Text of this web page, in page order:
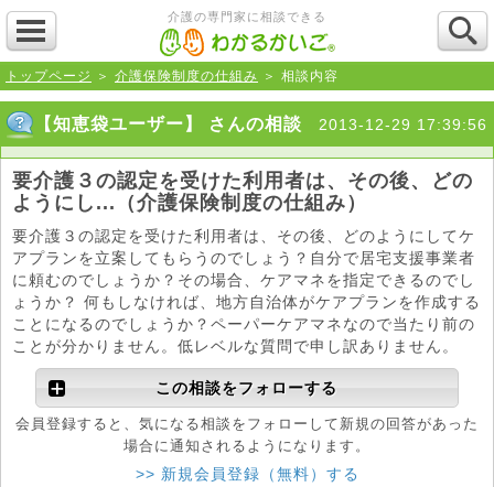
介護の専門家に相談できる
トップページ ＞ 介護保険制度の仕組み ＞ 相談内容
【知恵袋ユーザー】 さんの相談 2013-12-29 17:39:56
要介護３の認定を受けた利用者は、その後、どの
ようにし...（介護保険制度の仕組み）
要介護３の認定を受けた利用者は、その後、どのようにしてケ
アプランを立案してもらうのでしょう？自分で居宅支援事業者
に頼むのでしょうか？その場合、ケアマネを指定できるのでし
ょうか？ 何もしなければ、地方自治体がケアプランを作成する
ことになるのでしょうか？ペーパーケアマネなので当たり前の
ことが分かりません。低レベルな質問で申し訳ありません。
この相談をフォローする
会員登録すると、気になる相談をフォローして新規の回答があった
場合に通知されるようになります。
>> 新規会員登録（無料）する